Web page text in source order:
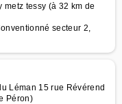
metz tessy (à 32 km de
secteur 2,
Léman 15 rue Révérend
Péron)